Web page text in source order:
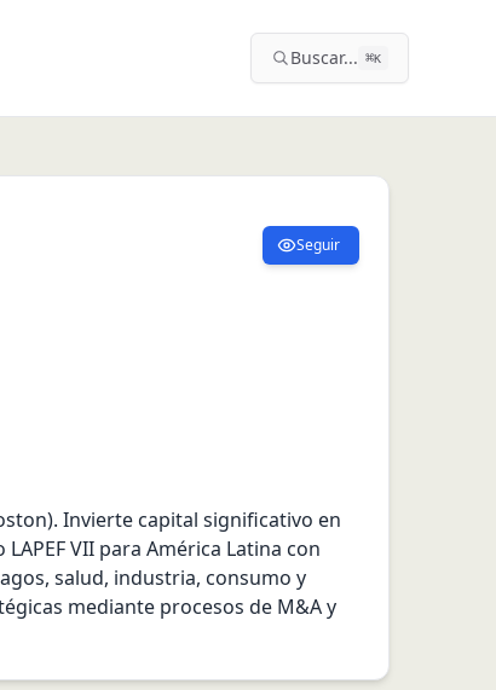
Buscar... ⌘K
Seguir
Invierte capital significativo en
VII para América Latina con
salud, industria, consumo y
mediante procesos de M&A y